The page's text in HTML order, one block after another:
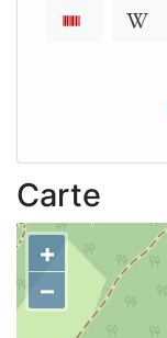
Carte
+
–